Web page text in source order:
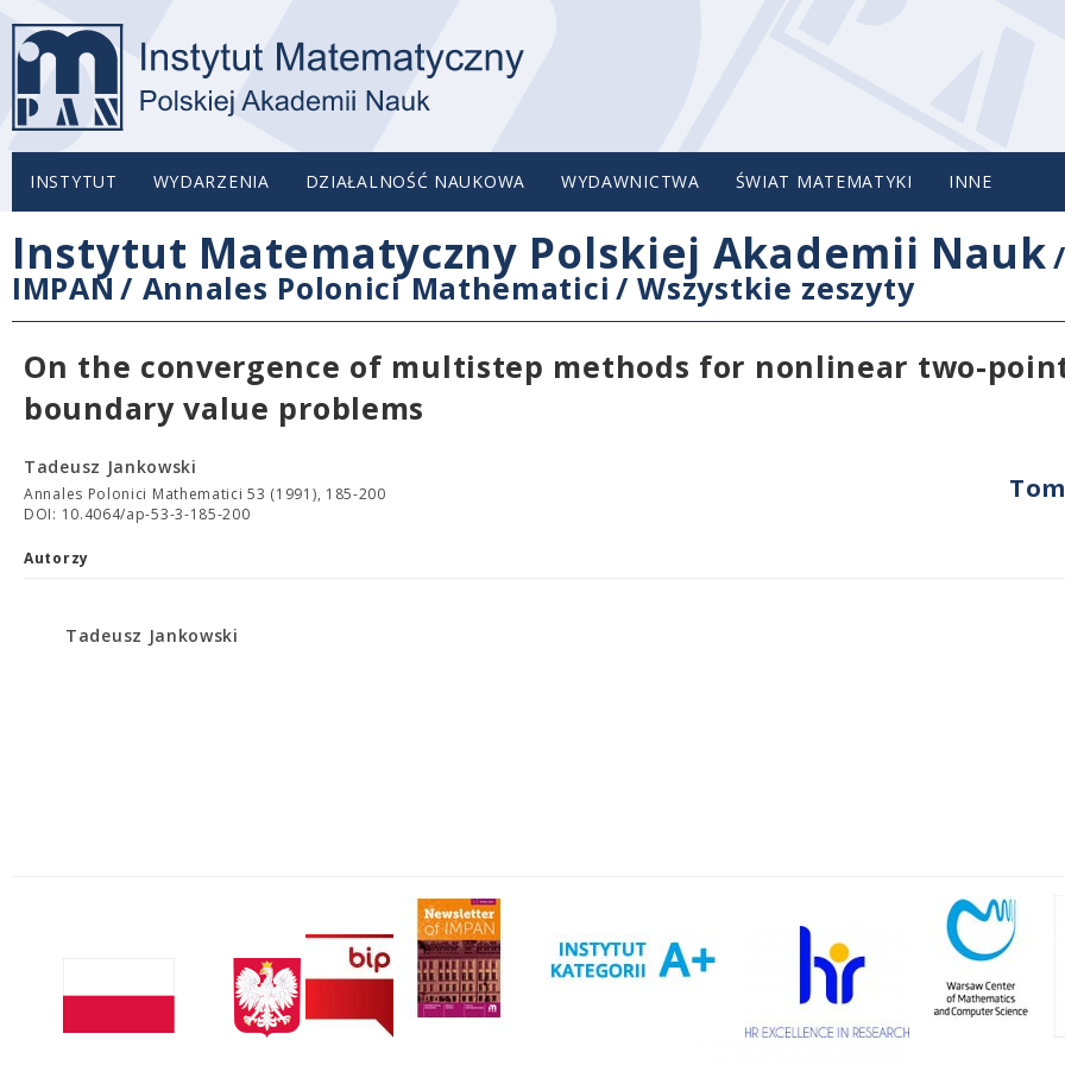
INSTYTUT WYDARZENIA DZIAŁALNOŚĆ NAUKOWA WYDAWNICTWA ŚWIAT MATEMATYKI INNE
Instytut Matematyczny Polskiej Akademii Nauk
IMPAN / Annales Polonici Mathematici /Wszystkie zeszyty
On the convergence of multistep methods for nonlinear two-
boundary value problems
Tadeusz Jankowski
Annales Polonici Mathematici 53 (1991), 185-200
DOI: 10.4064/ap-53-3-185-200
Autorzy
Tadeusz Jankowski